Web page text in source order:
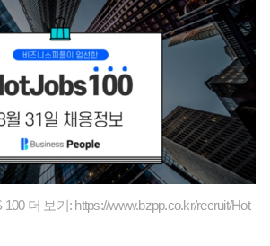
더 보기: https://www.bzpp.co.kr/recruit/Hot